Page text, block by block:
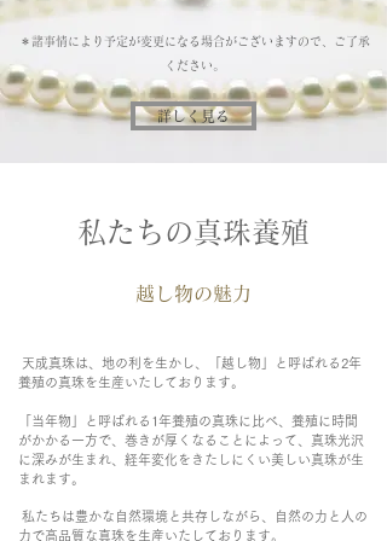
​＊諸事情により予定が変更 になる場合がございますので、ご了承
ください。
詳しく見る
​私たちの真珠養殖
越し物の魅力
天成真珠は、地の利を生かし、「越し物」と呼ばれる2年
養殖の真珠を生産いたしております。
​「当年物」と呼ばれる1年養殖の真珠に比べ、養殖に時間
がかかる一方で、巻きが厚くなることによって、真珠光沢
に深みが生まれ、経年変化をきたしにくい美しい真珠が生
まれます。
私たちは豊かな自然環境と共存しながら、自然の力と人の
力で高品質な真珠を生産いたしております。